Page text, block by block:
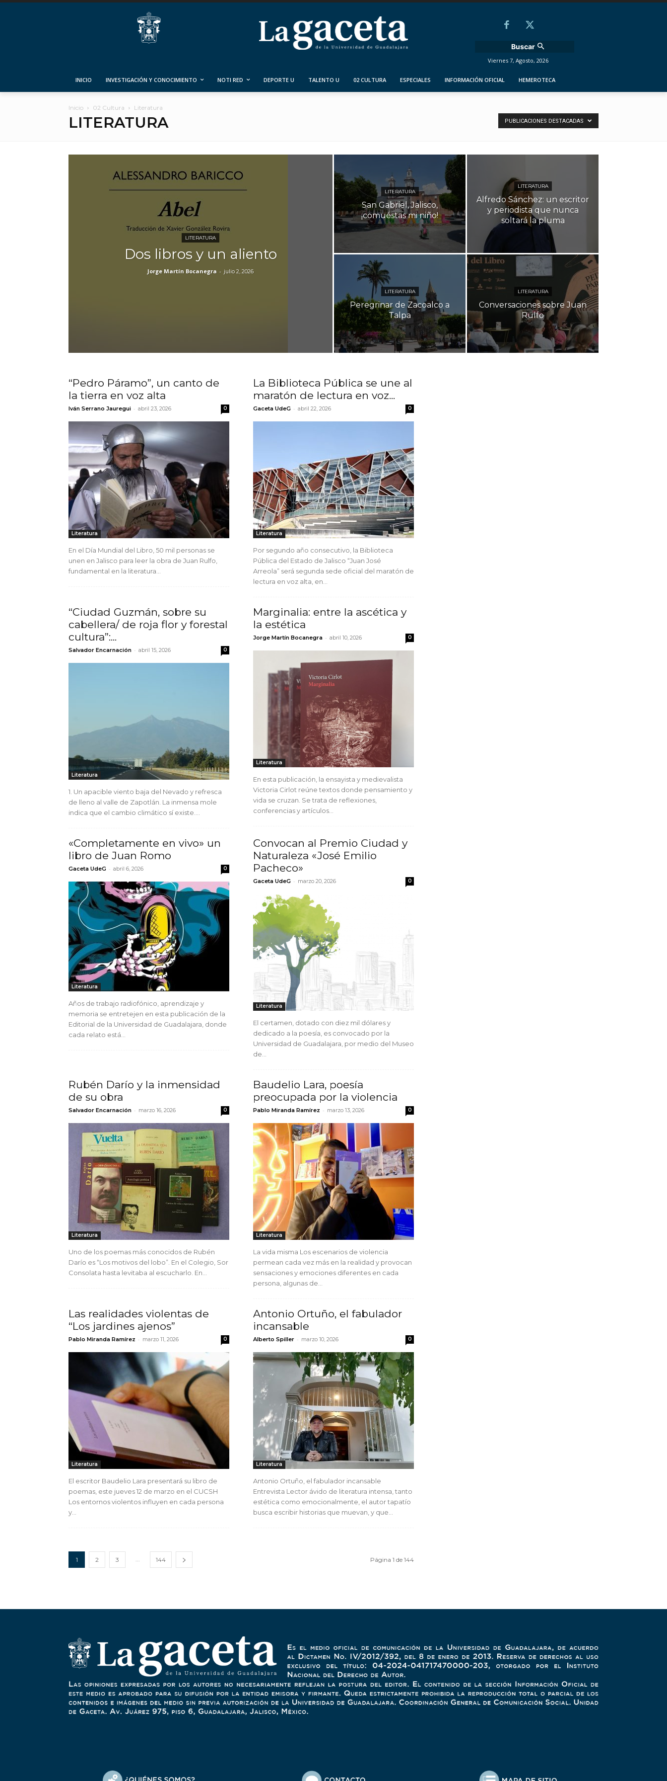
Buscar
Viernes 7, Agosto, 2026
INICIO INVESTIGACIÓN Y CONOCIMIENTO NOTI RED DEPORTE U TALENTO U 02 CULTURA ESPECIALES INFORMACIÓN OFICIAL HEMEROTECA
Inicio 02 Cultura Literatura
LITERATURA PUBLICACIONES DESTACADAS
LITERATURA
Dos libros y un aliento
Jorge Martín Bocanegra - julio 2, 2026
LITERATURA
San Gabriel, Jalisco,
¡comuéstas mi niño!
LITERATURA
Alfredo Sánchez: un escritor
y periodista que nunca
soltará la pluma
LITERATURA
Peregrinar de Zacoalco a
Talpa
LITERATURA
Conversaciones sobre Juan
Rulfo
“Pedro Páramo”, un canto de
la tierra en voz alta
Iván Serrano Jauregui - abril 23, 2026 0
Literatura
En el Día Mundial del Libro, 50 mil personas se
unen en Jalisco para leer la obra de Juan Rulfo,
fundamental en la literatura...
La Biblioteca Pública se une al
maratón de lectura en voz...
Gaceta UdeG - abril 22, 2026 0
Literatura
Por segundo año consecutivo, la Biblioteca
Pública del Estado de Jalisco “Juan José
Arreola” será segunda sede oficial del maratón de
lectura en voz alta, en...
“Ciudad Guzmán, sobre su
cabellera/ de roja flor y forestal
cultura”:...
Salvador Encarnación - abril 15, 2026 0
Literatura
1. Un apacible viento baja del Nevado y refresca
de lleno al valle de Zapotlán. La inmensa mole
indica que el cambio climático sí existe....
Marginalia: entre la ascética y
la estética
Jorge Martín Bocanegra - abril 10, 2026 0
Literatura
En esta publicación, la ensayista y medievalista
Victoria Cirlot reúne textos donde pensamiento y
vida se cruzan. Se trata de reflexiones,
conferencias y artículos...
«Completamente en vivo» un
libro de Juan Romo
Gaceta UdeG - abril 6, 2026 0
Literatura
Años de trabajo radiofónico, aprendizaje y
memoria se entretejen en esta publicación de la
Editorial de la Universidad de Guadalajara, donde
cada relato está...
Convocan al Premio Ciudad y
Naturaleza «José Emilio
Pacheco»
Gaceta UdeG - marzo 20, 2026 0
Literatura
El certamen, dotado con diez mil dólares y
dedicado a la poesía, es convocado por la
Universidad de Guadalajara, por medio del Museo
de...
Rubén Darío y la inmensidad
de su obra
Salvador Encarnación - marzo 16, 2026 0
Literatura
Uno de los poemas más conocidos de Rubén
Darío es “Los motivos del lobo”. En el Colegio, Sor
Consolata hasta levitaba al escucharlo. En...
Baudelio Lara, poesía
preocupada por la violencia
Pablo Miranda Ramírez - marzo 13, 2026 0
Literatura
La vida misma Los escenarios de violencia
permean cada vez más en la realidad y provocan
sensaciones y emociones diferentes en cada
persona, algunas de...
Las realidades violentas de
“Los jardines ajenos”
Pablo Miranda Ramírez - marzo 11, 2026 0
Literatura
El escritor Baudelio Lara presentará su libro de
poemas, este jueves 12 de marzo en el CUCSH
Los entornos violentos influyen en cada persona
y...
Antonio Ortuño, el fabulador
incansable
Alberto Spiller - marzo 10, 2026 0
Literatura
Antonio Ortuño, el fabulador incansable
Entrevista Lector ávido de literatura intensa, tanto
estética como emocionalmente, el autor tapatío
busca escribir historias que muevan, y que...
1 2 3 144 Página 1 de 144